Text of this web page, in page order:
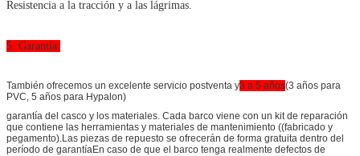
Resistencia a la tracción y a las lágrimas.
5. Garantía:
También ofrecemos un excelente servicio postventa y3 a 5 años(3 años para
PVC, 5 años para Hypalon)
garantía del casco y los materiales. Cada barco viene con un kit de reparación
que contiene las herramientas y materiales de mantenimiento ((fabricado y
pegamento).Las piezas de repuesto se ofrecerán de forma gratuita dentro del
período de garantíaEn caso de que el barco tenga realmente defectos de